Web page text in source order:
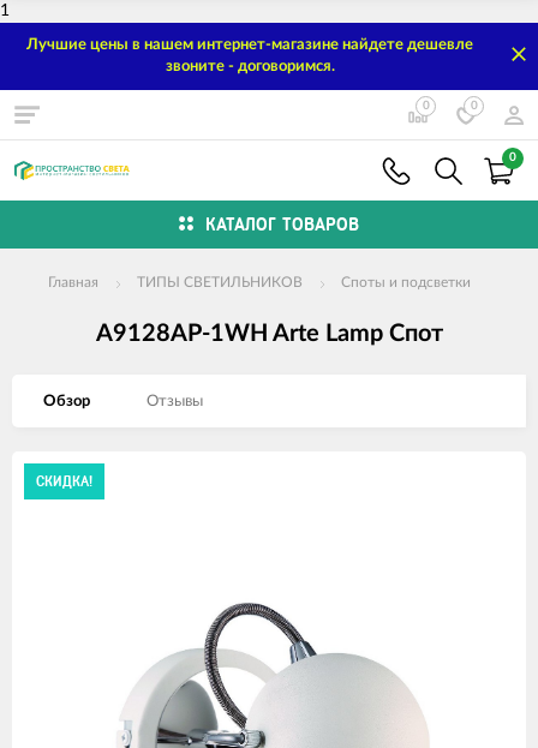
1
Лучшие цены в нашем интернет-магазине найдете дешевле
звоните - договоримся.
0 0
0
КАТАЛОГ ТОВАРОВ
Главная ТИПЫ СВЕТИЛЬНИКОВ Споты и подсветки
A9128AP-1WH Arte Lamp Спот
Обзор Отзывы
Изображения
СКИДКА!